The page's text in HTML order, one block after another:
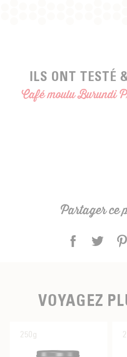
ILS ONT TESTÉ
Café moulu Burundi
Partager ce
VOYAGEZ
250g